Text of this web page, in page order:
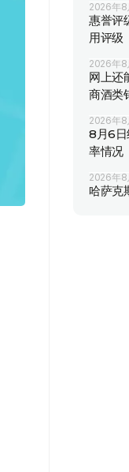
2026年8
惠誉评
用评级
2026年8
网上还
商酒类
2026年8
8月6日
率情况
2026年8
哈萨克